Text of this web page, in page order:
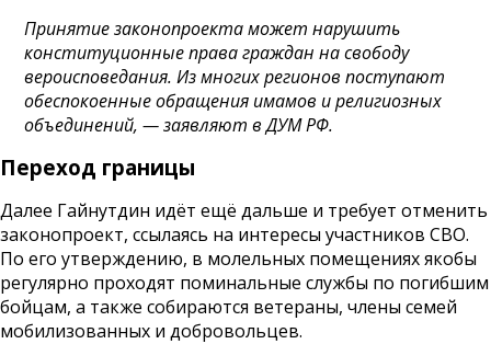
Принятие законопроекта может нарушить
конституционные права граждан на свободу
вероисповедания. Из многих регионов поступают
обеспокоенные обращения имамов и религиозных
объединений, — заявляют в ДУМ РФ.
Переход границы
Далее Гайнутдин идёт ещё дальше и требует отменить
законопроект, ссылаясь на интересы участников СВО.
По его утверждению, в молельных помещениях якобы
регулярно проходят поминальные службы по погибшим
бойцам, а также собираются ветераны, члены семей
мобилизованных и добровольцев.